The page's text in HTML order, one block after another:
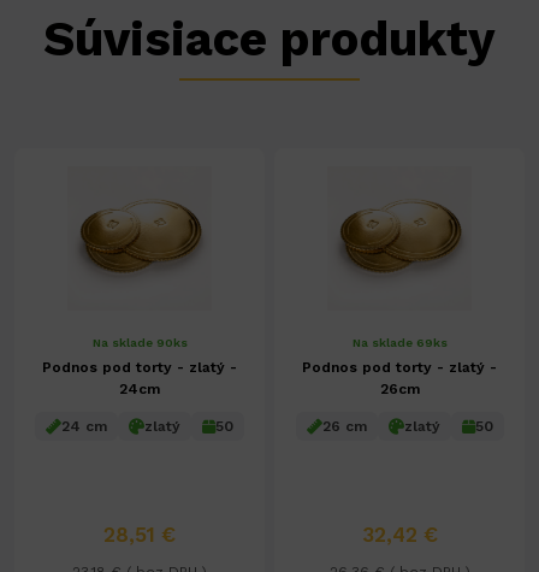
Súvisiace produkty
Na sklade 90ks
Podnos pod torty - zlatý -
24cm
24 cm zlatý 50
28,51 €
Na sklade 69ks
Podnos pod torty - zlatý -
26cm
26 cm zlatý 50
32,42 €